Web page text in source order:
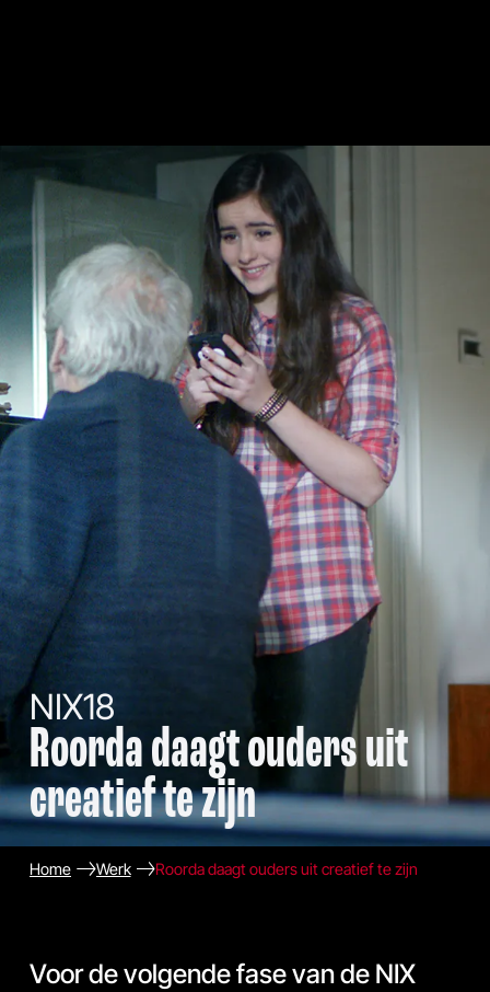
Roorda daagt ouders uit
creatief te zijn
NIX18
Home Werk Roorda daagt ouders uit creatief te zijn
Voor de volgende fase van de NIX